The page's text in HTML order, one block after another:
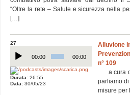
“Oltre la rete – Salute e sicurezza nella
[…]
27
Player
00:00 00:00
Durata: 26:55
Data: 30/05/23
Alluvione
n° 109
a cura di
parliamo
misure per